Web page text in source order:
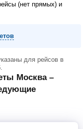
Июль
(нет прямых) и
для рейсов в
Москва –